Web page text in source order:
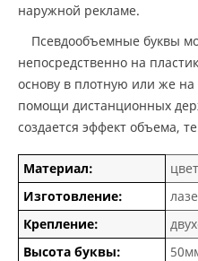
наружной рекламе.
Псевдообъемные буквы могут закрепляется
непосредственно на
основу в плотную или же
помощи дистанционных
создается эффект объема,
Материал:
Изготовление:
Крепление:
Высота буквы: